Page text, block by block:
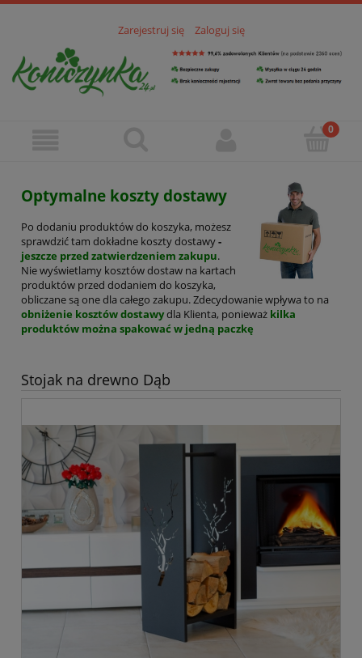
Zarejestruj się Zaloguj się
Optymalne koszty dostawy
Po dodaniu produktów do koszyka, możesz
sprawdzić tam dokładne koszty dostawy-
jeszcze przed zatwierdzeniem zakupu.
Nie wyświetlamy kosztów dostaw na kartach
produktów przed dodaniem do koszyka,
obliczane są one dla całego zakupu. Zdecydowanie wpływa to na
obniżenie kosztów dostawydla Klienta, ponieważ kilka
produktów można spakować w jedną paczkę
Stojak na drewno Dąb